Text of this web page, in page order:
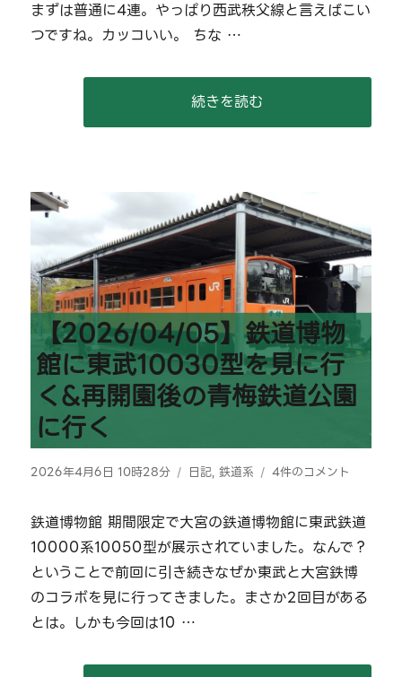
父
鉄
まずは普通に4連。やっぱり西武秩父線と言えばこい
つですね。カッコいい。 ちな …
“【2026/04/25】西武4000系
続きを読む
【2026/04/05】鉄道博物
館に東武10030型を見に行
く&再開園後の青梅鉄道公園
に行く
投
2026年4月6日 10時28分
カ
リ
ー
日記,鉄道系
【2026/04/05】
博
物
館
に
東
4件のコメント
鉄道博物館 期間限定で大宮の鉄道博物館に東武鉄道
10000系10050型が展示されていました。なんで？
ということで前回に引き続きなぜか東武と大宮鉄博
のコラボを見に行ってきました。まさか2回目がある
とは。しかも今回は10 …